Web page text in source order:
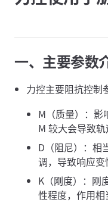
一、主要参数
力控主要阻抗控制
M（质量）：影
M 较大会导致轨
D（阻尼）：相
调，导致响应变
K（刚度）：刚
性程度，作用相